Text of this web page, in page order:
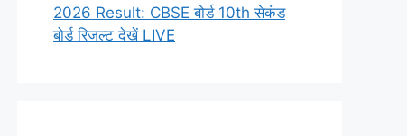
2026 Result: CBSE बोर्ड 10th सेकंड
बोर्ड रिजल्ट देखें LIVE